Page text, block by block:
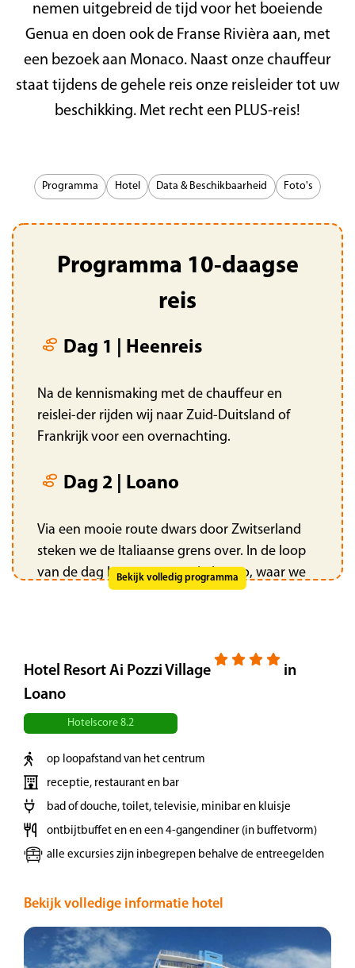
nemen uitgebreid de tijd voor het boeiende
Genua en doen ook de Franse Rivièra aan, met
een bezoek aan Monaco. Naast onze chauffeur
staat tijdens de gehele reis onze reisleider tot uw
beschikking. Met recht een PLUS-reis!
Programma Hotel Data & Beschikbaarheid Foto's
Programma 10-daagse
reis
Dag 1 | Heenreis
Na de kennismaking met de chauffeur en
reislei-der rijden wij naar Zuid-Duitsland of
Frankrijk voor een overnachting.
Dag 2 | Loano
Via een mooie route dwars door Zwitserland
steken we de Italiaanse grens over. In de loop
van de dag komen we aan in Loano, waar we
verwelkomd worden met een drankje en zeven
Dag 3 | Monaco
Vorstendom Monaco. Tijdens de wandeling
door de oude stad met onze gids, zien we
onder andere de kathedraal en lopen we langs
het prinselijk paleis. Vervolgens heeft u vrije
tijd. Slenter door de historische straatjes met
kleine winkeltjes, cafés en terrassen. Geniet van
het uitzicht over de haven en de Middellandse
toeristisch treintje, waarbij u door de haven en
(kosten circa € 12,-).
Bekijk volledig programma
Hotel Resort Ai Pozzi Village
in
Loano
Hotelscore 8.2
op loopafstand van het centrum
receptie, restaurant en bar
bad of douche, toilet, televisie, minibar en kluisje
ontbijtbuffet en en een 4-gangendiner (in buffetvorm)
alle excursies zijn inbegrepen behalve de entreegelden
Bekijk volledige informatie hotel